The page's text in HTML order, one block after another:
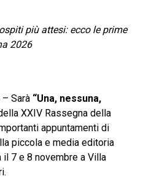
più attesi: ecco le prime
2026
– Sarà “Una, nessuna,
XXIV Rassegna della
appuntamenti di
piccola e media editoria
il 7 e 8 novembre a Villa